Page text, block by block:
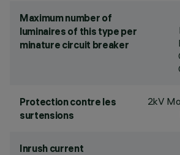
Maximum number of
luminaires of this type per
minature circuit breaker
Protection contre les
surtensions
2kV
Inrush current